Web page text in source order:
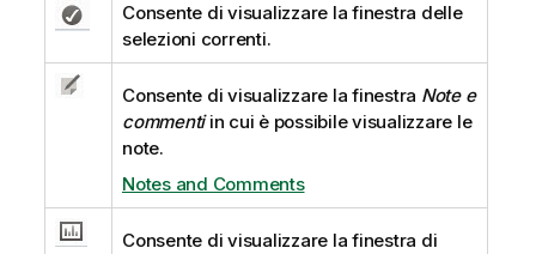
Consente di visualizzare la finestra delle
selezioni correnti.
Consente di visualizzare la finestra Note e
commentiin cui è possibile visualizzare le
note.
Notes and Comments
Consente di visualizzare la finestra di